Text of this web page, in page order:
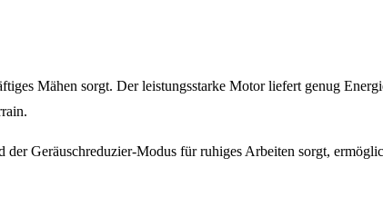
Mähen sorgt. Der leistungsstarke Motor liefert genug
Geräuschreduzier-Modus für ruhiges Arbeiten sorgt,